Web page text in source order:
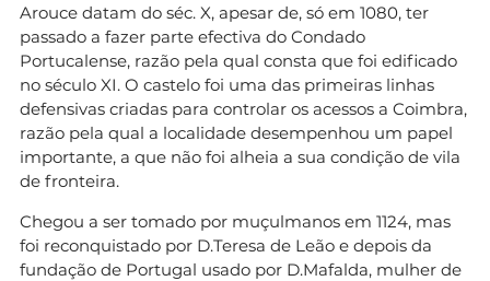
Arouce datam do séc. X, apesar de, só em 1080, ter
passado a fazer parte efectiva do Condado
Portucalense, razão pela qual consta que foi edificado
no século XI. O castelo foi uma das primeiras linhas
defensivas criadas para controlar os acessos a Coimbra,
razão pela qual a localidade desempenhou um papel
importante, a que não foi alheia a sua condição de vila
de fronteira.
Chegou a ser tomado por muçulmanos em 1124, mas
foi reconquistado por D.Teresa de Leão e depois da
fundação de Portugal usado por D.Mafalda, mulher de